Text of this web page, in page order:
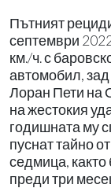
Пътният
септември
км./ч. с
автомобил,
Лоран Пети на
на жестокия
годишната му
пуснат тайно
седмица,
преди три